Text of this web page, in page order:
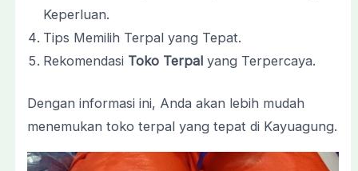
Keperluan.
Tips Memilih Terpal yang Tepat.
Rekomendasi Toko Terpalyang Terpercaya.
Dengan informasi ini, Anda akan lebih mudah
menemukan toko terpal yang tepat di Kayuagung.